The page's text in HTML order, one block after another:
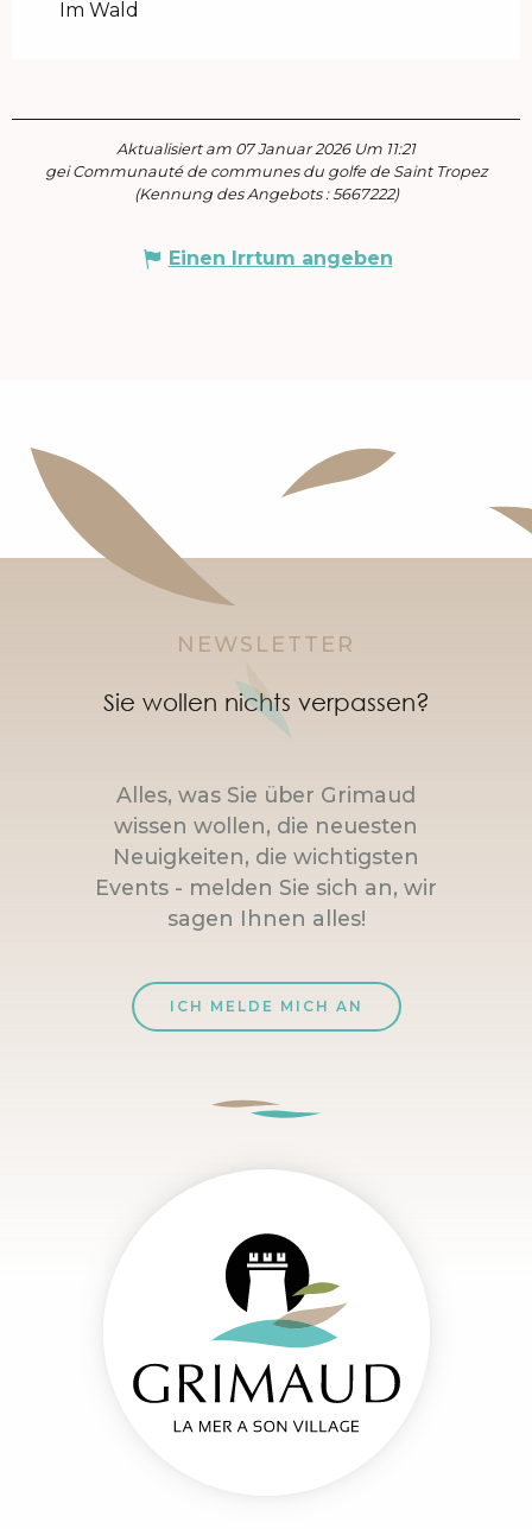
Im Wald
Aktualisiert am 07 Januar 2026 Um 11:21
gei Communauté de communes du golfe de Saint Tropez
(Kennung des Angebots :5667222)
Einen Irrtum angeben
NEWSLETTER
Sie wollen nichts verpassen?
Alles, was Sie über Grimaud
wissen wollen, die neuesten
Neuigkeiten, die wichtigsten
Events - melden Sie sich an, wir
sagen Ihnen alles!
ICH MELDE MICH AN